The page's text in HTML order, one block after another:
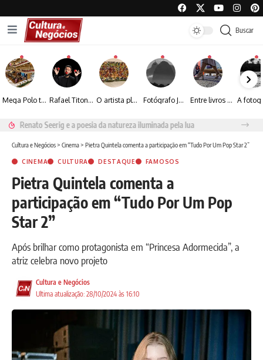
Buscar
Mega Polo transforma lançamento de coleção em plataforma nacional de negócios e projeta crescimento de mais de 15% Rafael Titonelly leva magia e acolhimento a crianças em tratamento oncológico em Juiz de Fora O artista plástico Jorge Luiz transforma sustentabilidade e criatividade em arte contemporânea Fotógrafo José Roberto apresenta um olhar sensível sobre arquitetura, formas e luz na fotografia Entre livros e fotografia autoral, Sebastião Reis consolida uma trajetória marcada pelo olhar artístico
Renato Seerig e a poesia da natureza iluminada pela lua
Cultura e Negócios> Cinema> Pietra Quintela comenta a participação em “Tudo Por Um Pop Star 2”
CINEMA CULTURA DESTAQUE FAMOSOS
Pietra Quintela comenta a
participação em “Tudo Por Um Pop
Star 2”
Após brilhar como protagonista em “Princesa Adormecida”, a
atriz celebra novo projeto
Ultima atualização: 28/10/2024 às 16:10
Cultura e Negócios